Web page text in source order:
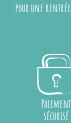
pour une
Paiement
sécurisé